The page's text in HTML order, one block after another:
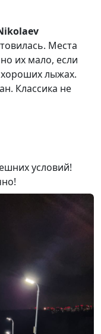
Места
их мало, если
лыжах.
Классика не
условий!